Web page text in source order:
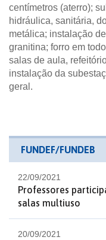
centímetros (aterro);
hidráulica, sanitária,
metálica; instalação
granitina; forro em
salas de aula,
instalação da
geral.
FUNDEF/FUNDEB
22/09/2021
Professores
salas multiuso
20/09/2021